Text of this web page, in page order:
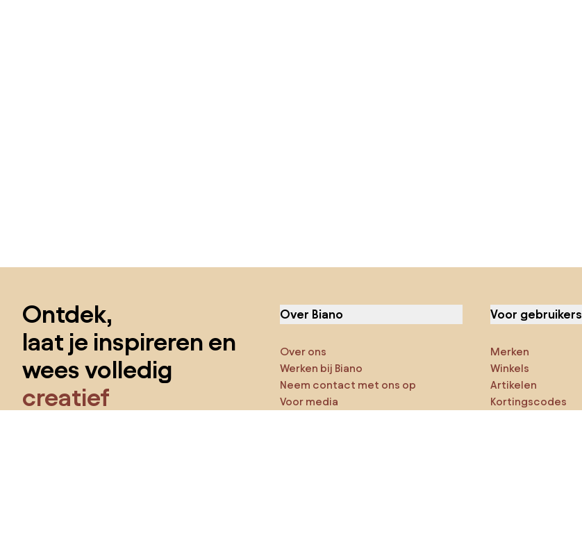
Ontdek,
laat je inspireren en
wees volledig
creatief
Over Biano
Over ons
Werken bij Biano
Neem contact met ons op
Voor media
Voor gebruikers
Merken
Winkels
Artikelen
Kortingscodes